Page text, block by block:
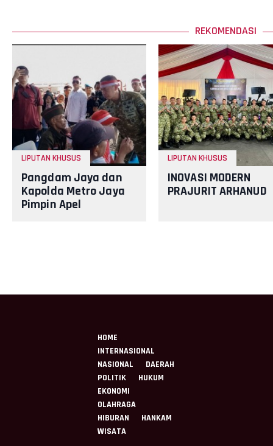
REKOMENDASI
LIPUTAN KHUSUS
Pangdam Jaya dan
Kapolda Metro Jaya
Pimpin Apel
LIPUTAN KHUSUS
INOVASI MODERN
PRAJURIT ARHANUD
HOME
INTERNASIONAL
NASIONAL
DAERAH
POLITIK
HUKUM
EKONOMI
OLAHRAGA
HIBURAN
HANKAM
WISATA